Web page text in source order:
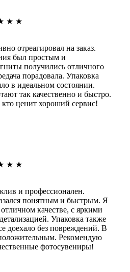
★ ★
отреагировал на заказ.
был простым и
получились отличного
порадовала. Упаковка
в идеальном состоянии.
так качественно и быстро.
ценит хороший сервис!
★ ★
и профессионален.
понятным и быстрым. Я
качестве, с яркими
Упаковка также
доехало без повреждений. В
Рекомендую
фотосувениры!